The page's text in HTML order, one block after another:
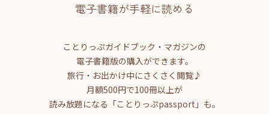
電子書籍が手軽に読める
ことりっぷガイドブック・マガジンの
電子書籍版の購入ができます。
旅行・お出かけ中にさくさく閲覧♪
月額500円で100冊以上が
読み放題になる「ことりっぷpassport」も。